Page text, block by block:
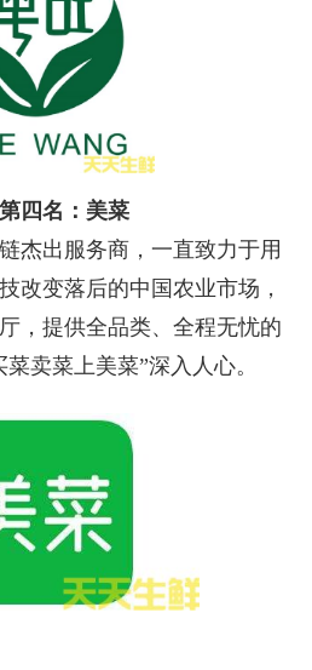
四名 ： 美菜
杰出服务商，一直致力于用
改变落后的中国农业市场，
，提供全品类、全程无忧的
卖菜上美菜”深入人心。